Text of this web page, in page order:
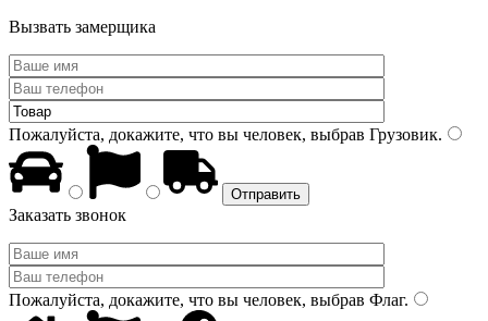
Вызвать замерщика
Пожалуйста, докажите, что вы человек, выбрав Грузовик.
Заказать звонок
Пожалуйста, докажите, что вы человек, выбрав Флаг.